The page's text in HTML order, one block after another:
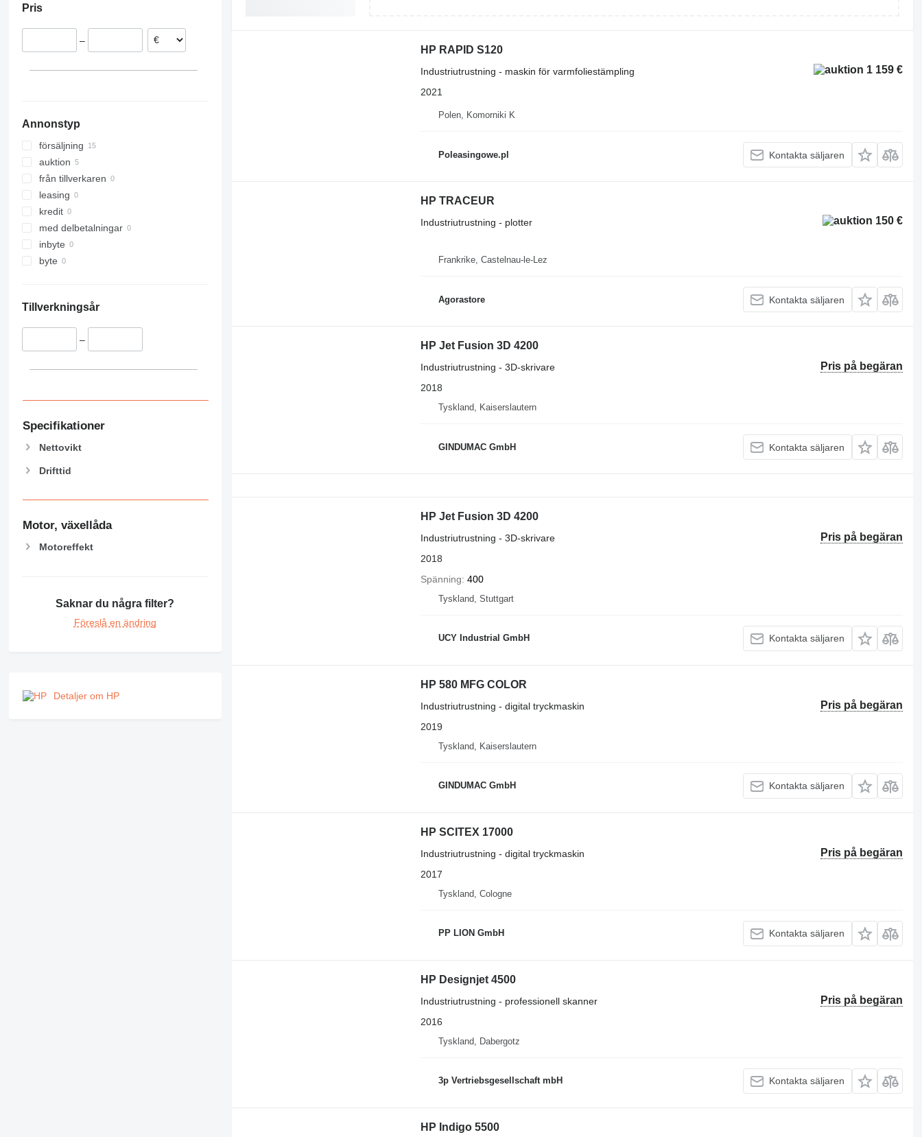
Frankrike
Litauen
Pris
–
Annonstyp
försäljning
auktion
från tillverkaren
leasing
kredit
med delbetalningar
inbyte
byte
Tillverkningsår
–
Specifikationer
Nettovikt
Drifttid
Motor, växellåda
Motoreffekt
Saknar du några filter?
Föreslå en ändring
Detaljer om HP
HP RAPID S120
1 159 €
Industriutrustning - maskin för varmfoliestämpling
2021
Polen, Komorniki K
Poleasingowe.pl Kontakta säljaren
HP TRACEUR
150 €
Industriutrustning - plotter
Frankrike, Castelnau-le-Lez
Agorastore Kontakta säljaren
HP Jet Fusion 3D 4200
Pris på begäran
Industriutrustning - 3D-skrivare
2018
Tyskland, Kaiserslautern
GINDUMAC GmbH Kontakta säljaren
HP Jet Fusion 3D 4200
Pris på begäran
Industriutrustning - 3D-skrivare
2018
Spänning 400
Tyskland, Stuttgart
UCY Industrial GmbH Kontakta säljaren
HP 580 MFG COLOR
Pris på begäran
Industriutrustning - digital tryckmaskin
2019
Tyskland, Kaiserslautern
GINDUMAC GmbH Kontakta säljaren
HP SCITEX 17000
Pris på begäran
Industriutrustning - digital tryckmaskin
2017
Tyskland, Cologne
PP LION GmbH Kontakta säljaren
HP Designjet 4500
Pris på begäran
Industriutrustning - professionell skanner
2016
Tyskland, Dabergotz
3p Vertriebsgesellschaft mbH Kontakta säljaren
HP Indigo 5500